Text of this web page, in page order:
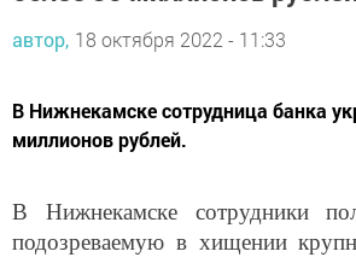
18 октября 2022 - 11:33
миллионов рублей.
подозреваемую в хищении
Об этом со ссылкой на пресс-